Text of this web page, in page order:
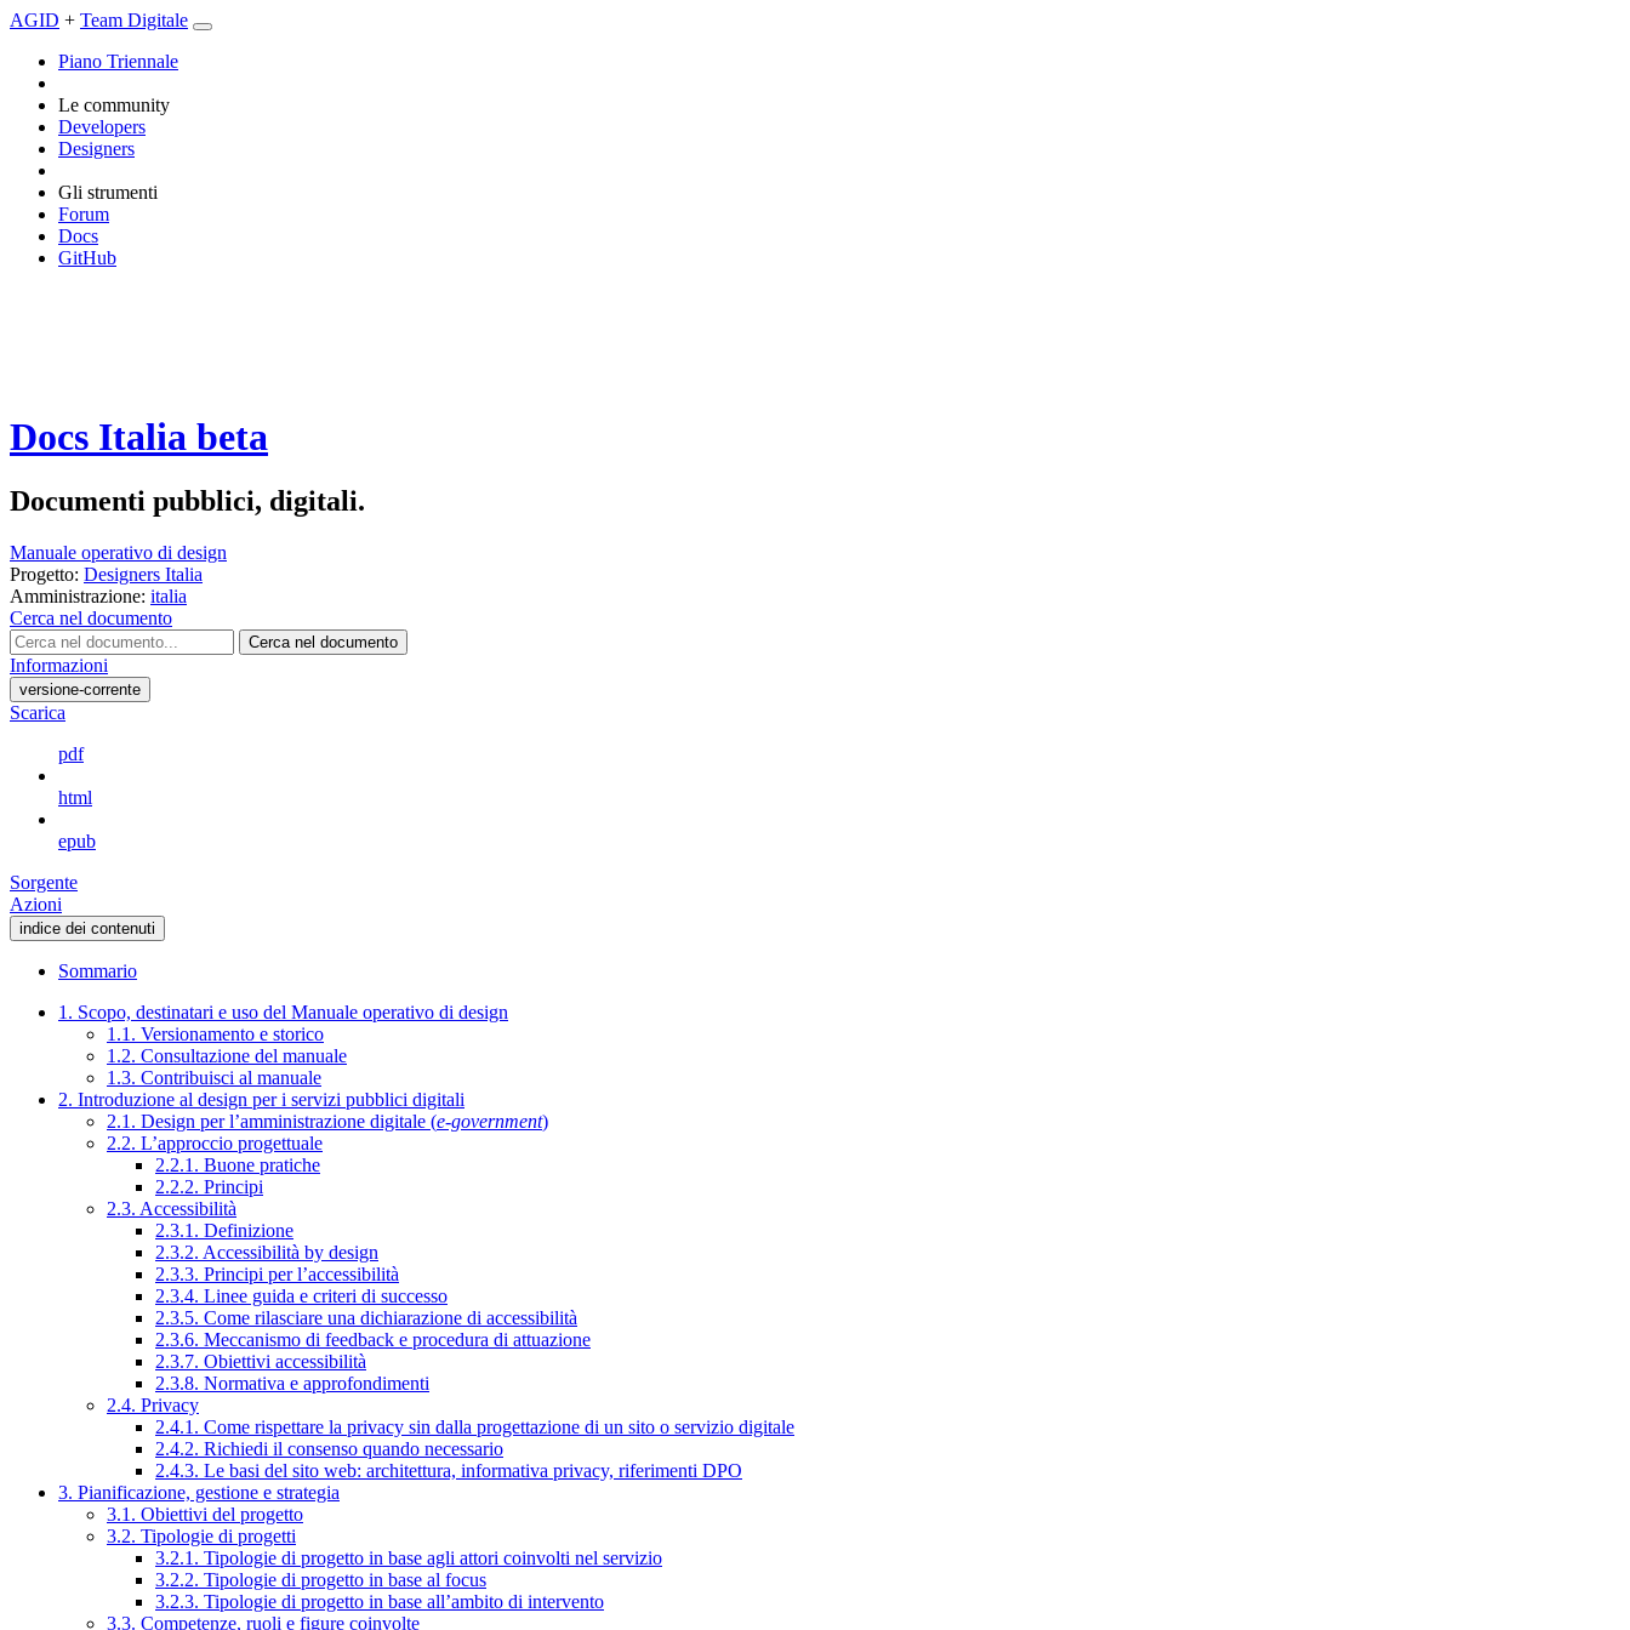
AGID + Team Digitale
Piano Triennale
Le community
Developers
Designers
Gli strumenti
Forum
Docs
GitHub
Docs Italia beta
Documenti pubblici, digitali.
Manuale operativo di design
Progetto: Designers Italia
Amministrazione: italia
Cerca nel documento
Cerca nel documento
Informazioni
versione-corrente
Scarica
pdf
html
epub
Sorgente
Azioni
indice dei contenuti
Sommario
1. Scopo, destinatari e uso del Manuale operativo di design
1.1. Versionamento e storico
1.2. Consultazione del manuale
1.3. Contribuisci al manuale
2. Introduzione al design per i servizi pubblici digitali
2.1. Design per l’amministrazione digitale (e-government)
2.2. L’approccio progettuale
2.2.1. Buone pratiche
2.2.2. Principi
2.3. Accessibilità
2.3.1. Definizione
2.3.2. Accessibilità by design
2.3.3. Principi per l’accessibilità
2.3.4. Linee guida e criteri di successo
2.3.5. Come rilasciare una dichiarazione di accessibilità
2.3.6. Meccanismo di feedback e procedura di attuazione
2.3.7. Obiettivi accessibilità
2.3.8. Normativa e approfondimenti
2.4. Privacy
2.4.1. Come rispettare la privacy sin dalla progettazione di un sito o servizio digitale
2.4.2. Richiedi il consenso quando necessario
2.4.3. Le basi del sito web: architettura, informativa privacy, riferimenti DPO
3. Pianificazione, gestione e strategia
3.1. Obiettivi del progetto
3.2. Tipologie di progetti
3.2.1. Tipologie di progetto in base agli attori coinvolti nel servizio
3.2.2. Tipologie di progetto in base al focus
3.2.3. Tipologie di progetto in base all’ambito di intervento
3.3. Competenze, ruoli e figure coinvolte